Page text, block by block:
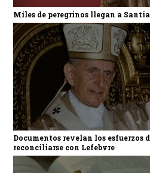
Miles de peregrinos llegan a
Documentos revelan los esfuerzos
reconciliarse con Lefebvre